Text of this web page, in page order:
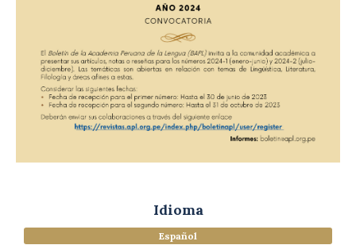
Idioma
Español